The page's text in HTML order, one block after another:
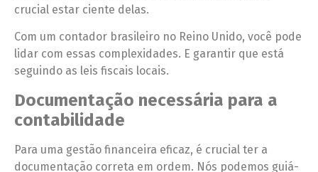
crucial estar ciente delas.
Com um contador brasileiro no Reino Unido, você pode
lidar com essas complexidades. E garantir que está
seguindo as leis fiscais locais.
Documentação necessária para a
contabilidade
Para uma gestão financeira eficaz, é crucial ter a
documentação correta em ordem. Nós podemos guiá-